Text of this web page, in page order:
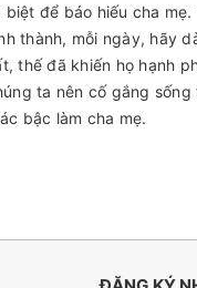
để báo hiếu cha
thành, mỗi ngày, hãy
thế đã khiến họ hạnh
ta nên cố gắng
bậc làm cha mẹ.